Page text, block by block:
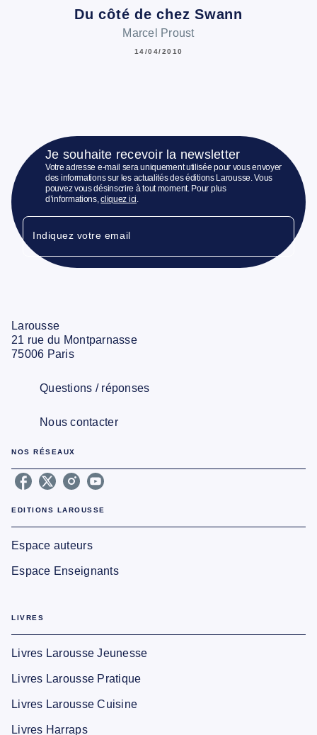
Du côté de chez Swann
Marcel Proust
14/04/2010
Je souhaite recevoir la newsletter
Votre adresse e-mail sera uniquement utilisée pour vous envoyer
des informations sur les actualités des éditions Larousse. Vous
pouvez vous désinscrire à tout moment. Pour plus
d’informations,cliquez ici.
Indiquez votre email
Larousse
21 rue du Montparnasse
75006 Paris
Questions / réponses
Nous contacter
NOS RÉSEAUX
EDITIONS LAROUSSE
Espace auteurs
Espace Enseignants
LIVRES
Livres Larousse Jeunesse
Livres Larousse Pratique
Livres Larousse Cuisine
Livres Harraps